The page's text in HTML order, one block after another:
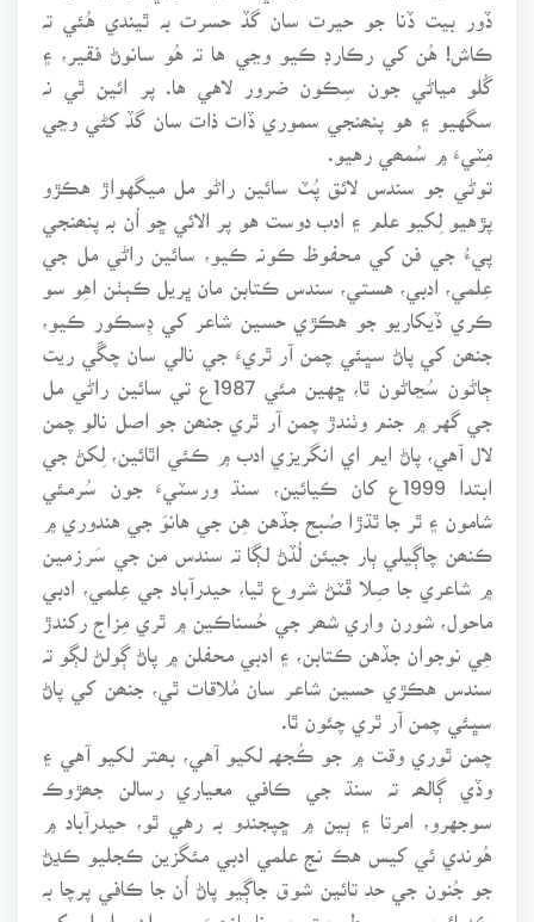
ڏور بيت ڏنا جو حيرت سان گڏ حسرت بہ ٿيندي هُئي تہ
ڪاش! هُن کي رڪارڊ ڪيو وڃي ها تہ هُو سانوڻ فقير، ۽
گُلو مياڻي جون سِڪون ضرور لاهي ها. پر ائين ٿي نہ
سگهيو ۽ هو پنھنجي سموري ڏات ذات سان گڏ کڻي وڃي
مِٽيءَ ۾ سُمھي رهيو.
توڻي جو سندس لائق پُٽ سائين راڻو مل ميگهواڙ هڪڙو
پڙهيو لِکيو علم ۽ ادب دوست هو پر الائي ڇو اُن بہ پنھنجي
پيءُ جي فن کي محفوظ ڪونہ ڪيو، سائين راڻي مل جي
عِلمي، ادبي، هستي، سندس ڪتابن مان ڀريل ڪٻٺن اهِو سو
ڪري ڏيکاريو جو هڪڙي حسين شاعر کي ڊِسڪور ڪيو،
جنھن کي پاڻ سڀئي چمن آر ٿريءَ جي نالي سان چڱي ريت
ڄاڻون سُڃاڻون ٿا، ڇهين مئي 1987ع تي سائين راڻي مل
جي گهر ۾ جنم وٺندڙ چمن آر ٿري جنھن جو اصل نالو چمن
لال آهي، پاڻ ايم اي انگريزي ادب ۾ ڪئي اٿائين، لِکڻ جي
ابتدا 1999ع کان ڪيائين، سنڌ ورسٽيءَ جون سُرمئي
شامون ۽ ٿر جا ٿڌڙا صُبح جڏهن هِن جي هانوَ جي هندوري ۾
ڪنھن چاڳيلي ٻار جيئن لُڏڻ لڳا تہ سندس من جي سَرزمين
۾ شاعري جا صِلا ڦٽڻ شروع ٿيا، حيدرآباد جي عِلمي، ادبي
ماحول، شورن واري شھر جي حُسناڪين ۾ ٿري مِزاج رکندڙ
هِي نوجوان جڏهن ڪتابن، ۽ ادبي محفلن ۾ پاڻ ڳولڻ لڳو تہ
سندس هڪڙي حسين شاعر سان مُلاقات ٿي، جنھن کي پاڻ
سڀئي چمن آر ٿري چئون ٿا.
چمن ٿوري وقت ۾ جو ڪُجهہ لکيو آهي، بھتر لکيو آهي ۽
وڏي ڳالھہ تہ سنڌ جي ڪافي معياري رسالن جھڙوڪ
سوجهرو، امرتا ۽ ٻين ۾ ڇپجندو بہ رهي ٿو، حيدرآباد ۾
هُوندي ئي کيس هڪ نج علمي ادبي مئگزين ڪجليو ڪڍڻ
جو جُنون جي حد تائين شوق جاڳيو پاڻ اُن جا ڪافي پرچا بہ
ڪڍيائين، پر پوءِ طبيعت جي ناسازيءَ سبب انِ سلسلي کي